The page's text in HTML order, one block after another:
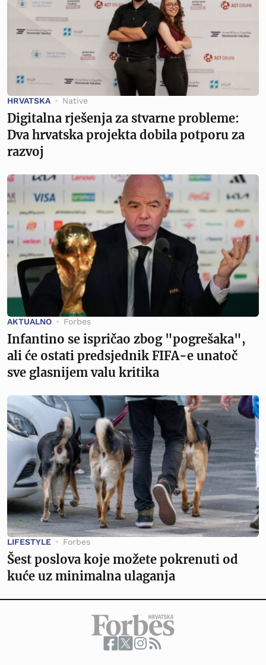
HRVATSKA Native
Digitalna rješenja za stvarne probleme:
Dva hrvatska projekta dobila potporu za
razvoj
AKTUALNO Forbes
Infantino se ispričao zbog "pogrešaka",
ali će ostati predsjednik FIFA-e unatoč
sve glasnijem valu kritika
LIFESTYLE Forbes
Šest poslova koje možete pokrenuti od
kuće uz minimalna ulaganja